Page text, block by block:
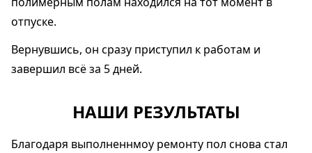
отпуске.
Вернувшись, он сразу приступил к работам и
завершил всё за 5 дней.
НАШИ РЕЗУЛЬТАТЫ
Благодаря выполненнмоу ремонту пол снова стал